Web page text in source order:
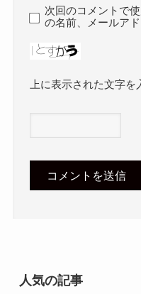
次回のコメントで
の名前、メールア
上に表示された文字を
人気の記事